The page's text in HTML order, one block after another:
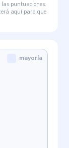
las puntuaciones.
aquí para que
mayoría